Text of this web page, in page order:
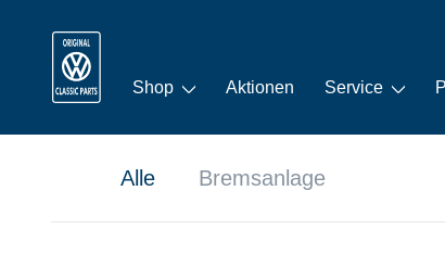
Shop Aktionen Service
Alle Bremsanlage